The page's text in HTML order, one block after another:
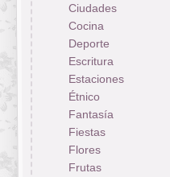
Ciudades
Cocina
Deporte
Escritura
Estaciones
Étnico
Fantasía
Fiestas
Flores
Frutas